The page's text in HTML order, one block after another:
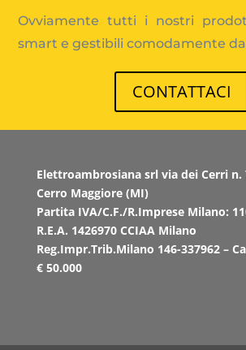
Ovviamente tutti i nostri
smart e gestibili comodamente
CONTATTACI
Elettroambrosiana srl via dei Cerri n.
Cerro Maggiore (MI)
Partita IVA/C.F./R.Imprese Milano:
R.E.A. 1426970 CCIAA Milano
Reg.Impr.Trib.Milano 146-337962 –
€ 50.000